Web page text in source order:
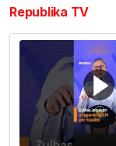
Republika TV